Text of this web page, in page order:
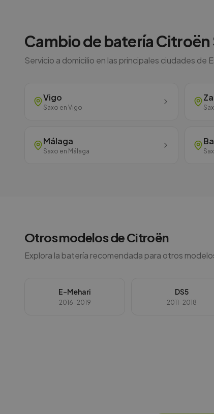
Cambio de bateríaCitroën
Servicio a domicilio en las principales ciudades de
Vigo
Saxo en Vigo
Málaga
Saxo en Málaga
Otros modelos deCitroën
Explora la batería recomendada para otros
E-Mehari
2016-2019
DS5
2011-2018